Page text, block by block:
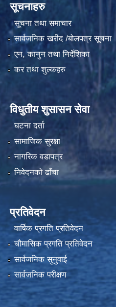
सूचनाहरु
सूचना तथा समाचार
सार्वजनिक खरीद /बोलपत्र सूचना
एन, कानुन तथा निर्देशिका
कर तथा शुल्कहरु
विधुतीय शुसासन सेवा
घटना दर्ता
सामाजिक सुरक्षा
नागरिक वडापत्र
निवेदनको ढाँचा
प्रतिवेदन
वार्षिक प्रगति प्रतिवेदन
चौमासिक प्रगति प्रतिवेदन
सार्वजनिक सुनुवाई
सार्वजनिक परीक्षण